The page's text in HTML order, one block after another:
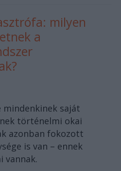
milyen
a
mindenkinek saját
történelmi okai
azonban fokozott
is van – ennek
vannak.